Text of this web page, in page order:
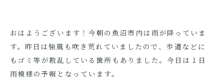
おはようございます！今朝の魚沼市内は雨が降っていま
す。昨日は強風も吹き荒れていましたので、歩道などに
もゴミ等が散乱している箇所もありました。今日は１日
雨模様の予報となっています。